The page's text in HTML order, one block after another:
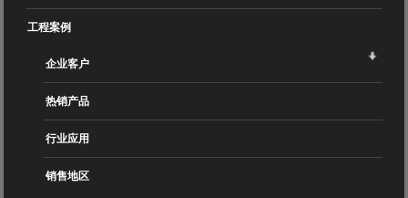
工程案例
企业客户
热销产品
行业应用
销售地区